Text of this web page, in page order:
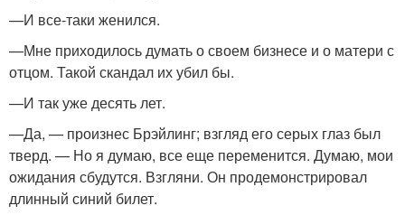
—И все-таки женился.
—Мне приходилось думать о своем бизнесе и о матери с
отцом. Такой скандал их убил бы.
—И так уже десять лет.
—Да, — произнес Брэйлинг; взгляд его серых глаз был
тверд. — Но я думаю, все еще переменится. Думаю, мои
ожидания сбудутся. Взгляни. Он продемонстрировал
длинный синий билет.